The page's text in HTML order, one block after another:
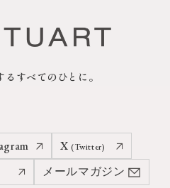
るすべてのひとに。
X (Twitter)
メールマガジン